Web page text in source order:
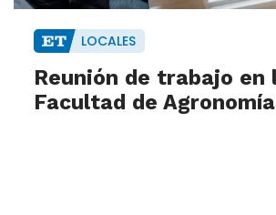
LOCALES
Reunión de trabajo en
Facultad de Agronomía